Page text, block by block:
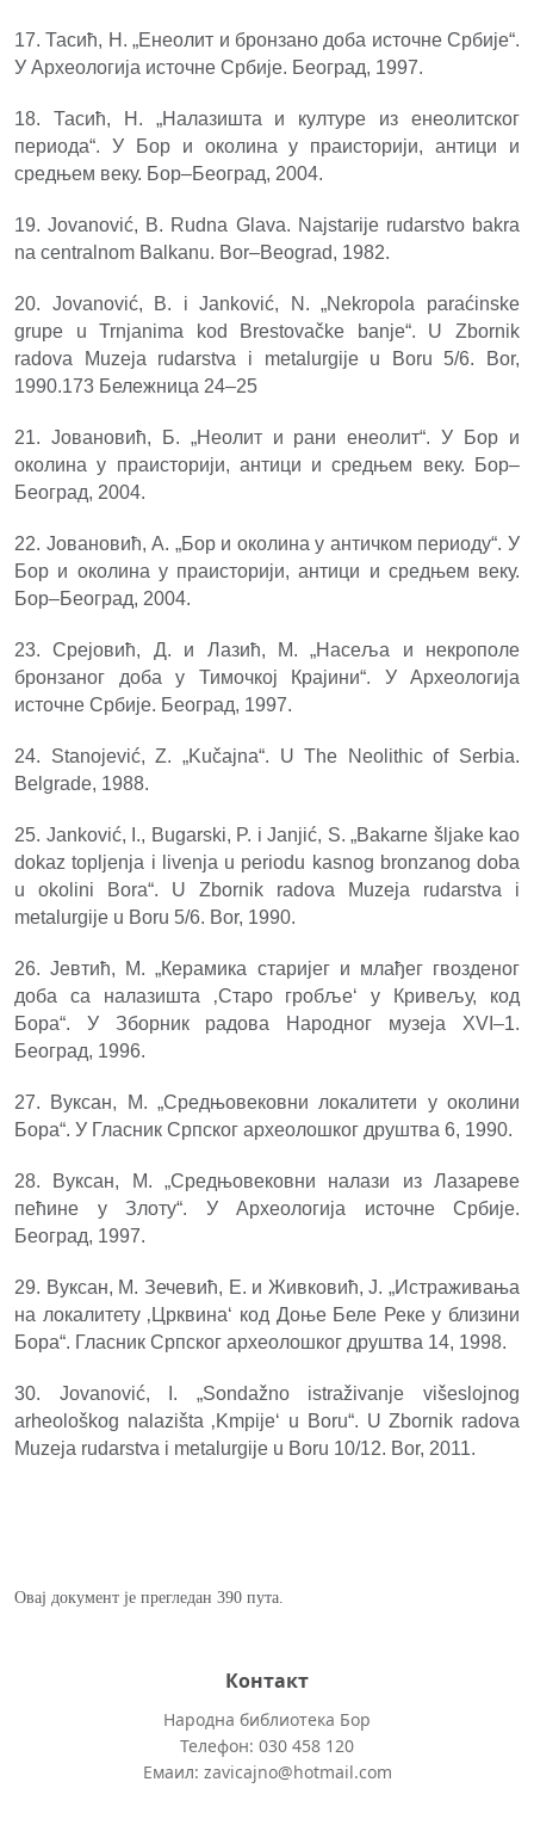
17. Тасић, Н. „Енеолит и бронзано доба источне Србије“.
У Археологија источне Србије. Београд, 1997.
18. Тасић, Н. „Налазишта и културе из енеолитског
периода“. У Бор и околина у праисторији, антици и
средњем веку. Бор–Београд, 2004.
19. Jovanović, B. Rudna Glava. Najstarije rudarstvo bakra
na centralnom Balkanu. Bor–Beograd, 1982.
20. Jovanović, B. i Janković, N. „Nekropola paraćinske
grupe u Trnjanima kod Brestovačke banje“. U Zbornik
radova Muzeja rudarstva i metalurgije u Boru 5/6. Bor,
1990.173 Бележница 24–25
21. Јовановић, Б. „Неолит и рани енеолит“. У Бор и
околина у праисторији, антици и средњем веку. Бор–
Београд, 2004.
22. Јовановић, А. „Бор и околина у античком периоду“. У
Бор и околина у праисторији, антици и средњем веку.
Бор–Београд, 2004.
23. Срејовић, Д. и Лазић, М. „Насеља и некрополе
бронзаног доба у Тимочкој Крајини“. У Археологија
источне Србије. Београд, 1997.
24. Stanojević, Z. „Kučajna“. U The Neolithic of Serbia.
Belgrade, 1988.
25. Janković, I., Bugarski, P. i Janjić, S. „Bakarne šljake kao
dokaz topljenja i livenja u periodu kasnog bronzanog doba
u okolini Bora“. U Zbornik radova Muzeja rudarstva i
metalurgije u Boru 5/6. Bor, 1990.
26. Jевтић, М. „Керамика старијег и млађег гвозденог
доба са налазишта ‚Старо гробље‘ у Кривељу, код
Бора“. У Зборник радова Народног музеја XVI–1.
Београд, 1996.
27. Вуксан, М. „Средњовековни локалитети у околини
Бора“. У Гласник Српског археолошког друштва 6, 1990.
28. Вуксан, М. „Средњовековни налази из Лазареве
пећине у Злоту“. У Археологија источне Србије.
Београд, 1997.
29. Вуксан, М. Зечевић, Е. и Живковић, Ј. „Истраживања
на локалитету ‚Црквина‘ код Доње Беле Реке у близини
Бора“. Гласник Српског археолошког друштва 14, 1998.
30. Jovanović, I. „Sondažno istraživanje višeslojnog
arheološkog nalazišta ‚Kmpije‘ u Boru“. U Zbornik radova
Muzeja rudarstva i metalurgije u Boru 10/12. Bor, 2011.
Овај документ је прегледан 390 пута.
Контакт
Народна библиотека Бор
Телефон: 030 458 120
Емаил: zavicajno@hotmail.com